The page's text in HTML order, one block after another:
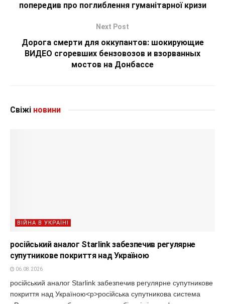
попередив про поглиблення гуманітарної кризи
Next Post
Дорога смерти для оккупантов: шокирующие
ВИДЕО сгоревших бензовозов и взорванных
мостов на Донбассе
Свіжі новини
ВІЙНА В УКРАЇНІ
російський аналог Starlink забезпечив регулярне
супутникове покриття над Україною
06.08.2026
російський аналог Starlink забезпечив регулярне супутникове
покриття над Україною<p>російська супутникова система